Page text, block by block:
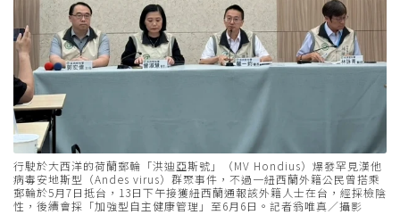
行駛於大西洋的荷蘭郵輪「洪迪亞斯號」（MV Hondius）爆發罕見漢他
病毒安地斯型（Andes virus）群聚事件，不過一紐西蘭外籍公民曾搭乘
郵輪於5月7日抵台，13日下午接獲紐西蘭通報該外籍人士在台，經採檢陰
性，後續會採「加強型自主健康管理」至6月6日。記者翁唯真／攝影